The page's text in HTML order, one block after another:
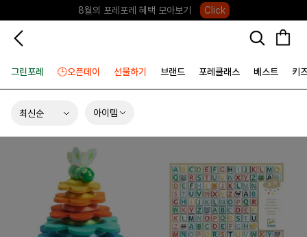
카카오채널 플러스친구 +2,000P Click
그린포레 🕒오픈데이 선물하기 브랜드 포레클래스 베스트 키
아이템